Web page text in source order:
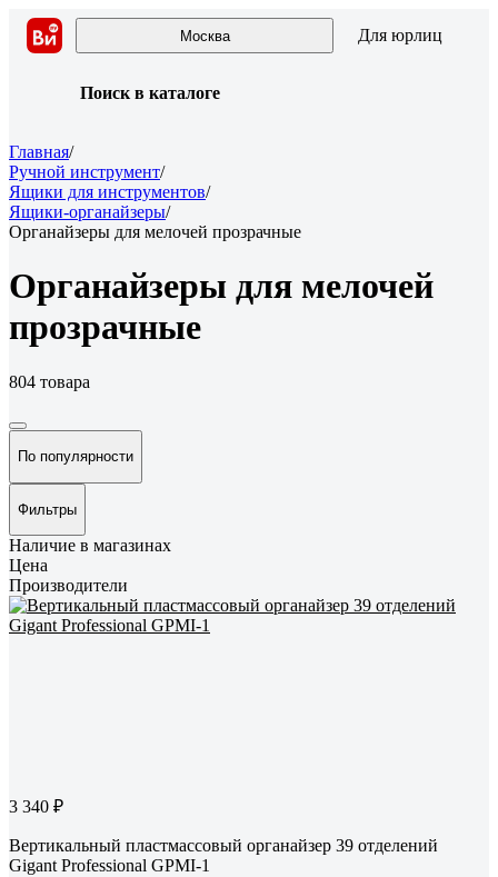
Москва Для юрлиц
Поиск в каталоге
Главная/
Ручной инструмент/
Ящики для инструментов/
Ящики-органайзеры/
Органайзеры для мелочей прозрачные
Органайзеры для мелочей
прозрачные
804 товара
По популярности
Фильтры
Наличие в магазинах
Цена
Производители
3 340 ₽
Вертикальный пластмассовый органайзер 39 отделений
Gigant Professional GPMI-1